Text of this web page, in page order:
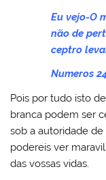
Eu vejo-O
não de
ceptro
Numeros
Pois por tudo isto
branca podem ser
sob a autoridade
podereis ver
das vossas vidas.